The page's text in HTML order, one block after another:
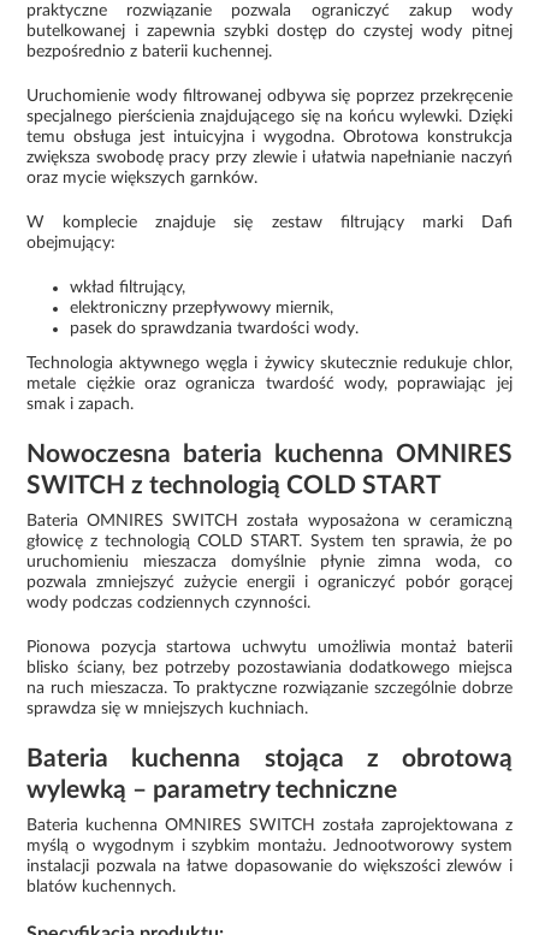
praktyczne rozwiązanie pozwala ograniczyć zakup wody
butelkowanej i zapewnia szybki dostęp do czystej wody pitnej
bezpośrednio z baterii kuchennej.
Uruchomienie wody filtrowanej odbywa się poprzez przekręcenie
specjalnego pierścienia znajdującego się na końcu wylewki. Dzięki
temu obsługa jest intuicyjna i wygodna. Obrotowa konstrukcja
zwiększa swobodę pracy przy zlewie i ułatwia napełnianie naczyń
oraz mycie większych garnków.
W komplecie znajduje się zestaw filtrujący marki Dafi
obejmujący:
wkład filtrujący,
elektroniczny przepływowy miernik,
pasek do sprawdzania twardości wody.
Technologia aktywnego węgla i żywicy skutecznie redukuje chlor,
metale ciężkie oraz ogranicza twardość wody, poprawiając jej
smak i zapach.
Nowoczesna bateria kuchenna OMNIRES
SWITCH z technologią COLD START
Bateria OMNIRES SWITCH została wyposażona w ceramiczną
głowicę z technologią COLD START. System ten sprawia, że po
uruchomieniu mieszacza domyślnie płynie zimna woda, co
pozwala zmniejszyć zużycie energii i ograniczyć pobór gorącej
wody podczas codziennych czynności.
Pionowa pozycja startowa uchwytu umożliwia montaż baterii
blisko ściany, bez potrzeby pozostawiania dodatkowego miejsca
na ruch mieszacza. To praktyczne rozwiązanie szczególnie dobrze
sprawdza się w mniejszych kuchniach.
Bateria kuchenna stojąca z obrotową
wylewką – parametry techniczne
Bateria kuchenna OMNIRES SWITCH została zaprojektowana z
myślą o wygodnym i szybkim montażu. Jednootworowy system
instalacji pozwala na łatwe dopasowanie do większości zlewów i
blatów kuchennych.